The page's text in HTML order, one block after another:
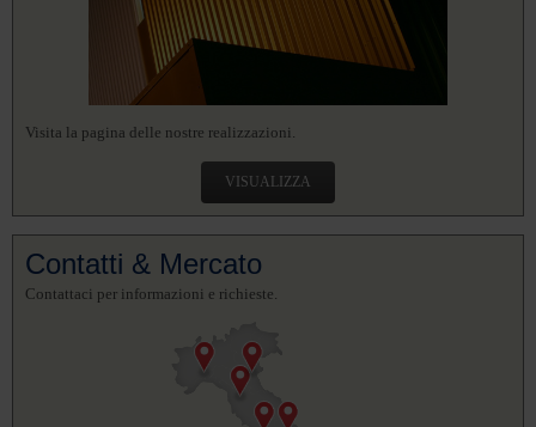
Visita la pagina delle nostre realizzazioni.
VISUALIZZA
Contatti & Mercato
Contattaci per informazioni e richieste.